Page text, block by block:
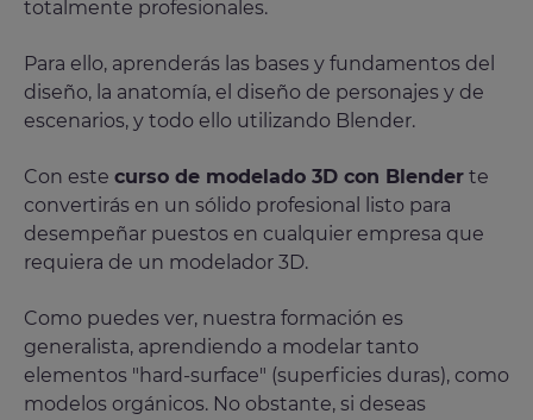
totalmente profesionales.
Para ello, aprenderás las bases y fundamentos del
diseño, la anatomía, el diseño de personajes y de
escenarios, y todo ello utilizando Blender.
Con este curso de modelado 3D con Blender te
convertirás en un sólido profesional listo para
desempeñar puestos en cualquier empresa que
requiera de un modelador 3D.
Como puedes ver, nuestra formación es
generalista, aprendiendo a modelar tanto
elementos "hard-surface" (superficies duras), como
modelos orgánicos. No obstante, si deseas